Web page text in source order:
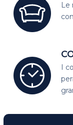
Le
I